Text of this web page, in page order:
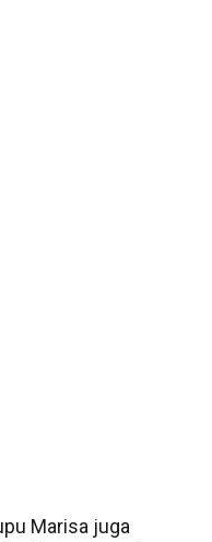
Marisa juga